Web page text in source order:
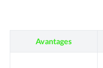
Avantages